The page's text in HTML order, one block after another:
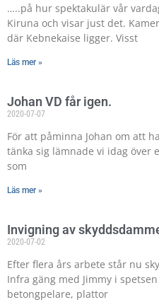
…..på hur spektakulär vår
Kiruna och visar just det.
där Kebnekaise ligger. Visst
Läs mer »
Johan VD får igen.
2020-07-07
För att påminna Johan om att
tänka sig lämnade vi idag över
som
Läs mer »
Invigning av
2020-07-02
Efter flera års arbete står nu
Infra gäng med Jimmy i
betongpelare, plattor